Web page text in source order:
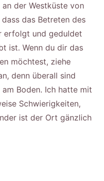
der Westküste von
das Betreten des
erfolgt und geduldet
ist. Wenn du dir das
möchtest, ziehe
denn überall sind
Boden. Ich hatte mit
Schwierigkeiten,
ist der Ort gänzlich